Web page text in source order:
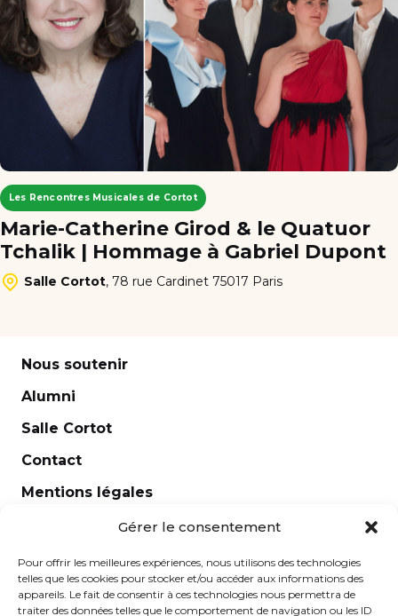
Gérer le consentement
Pour offrir les meilleures expériences, nous utilisons des technologies
telles que les cookies pour stocker et/ou accéder aux informations des
appareils. Le fait de consentir à ces technologies nous permettra de
traiter des données telles que le comportement de navigation ou les ID
Les Rencontres Musicales de Cortot
Marie-Catherine Girod & le Quatuor
Tchalik | Hommage à Gabriel Dupont
Salle Cortot, 78 rue Cardinet 75017 Paris
Nous soutenir
Alumni
Salle Cortot
Contact
Mentions légales